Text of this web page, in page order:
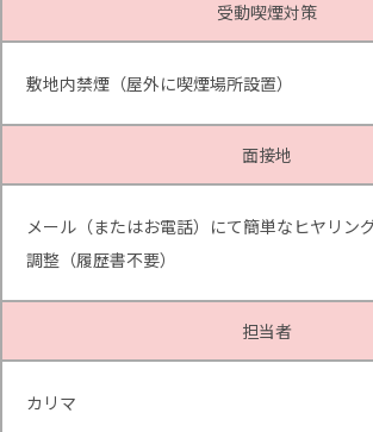
受動喫煙対策
敷地内禁煙（屋外に喫煙場所設置）
面接地
メール（またはお電話）にて簡単なヒヤリン
調整（履歴書不要）
担当者
カリマ